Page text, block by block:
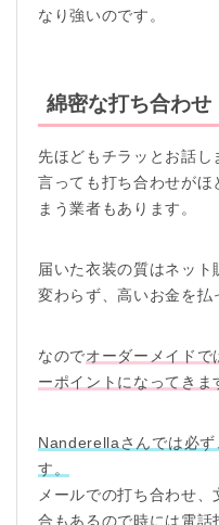
なり強いのです。
綿密な打ち合わせ
先ほどもチラッとお話し
言っても打ち合わせがほ
まう業者もあります。
届いた衣装の質はネッ
変わらず、高いお金を払
なのでオーダーメイドで
ーポイントになってきま
Nanderella さんでは必
す。
メールでの打ち合わせ
合もあるので時には電話